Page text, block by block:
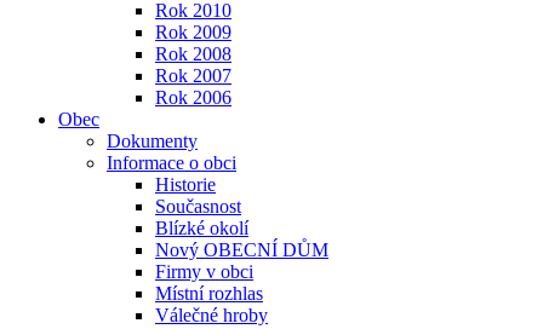
Rok 2010
Rok 2009
Rok 2008
Rok 2007
Rok 2006
Obec
Dokumenty
Informace o obci
Historie
Současnost
Blízké okolí
Nový OBECNÍ DŮM
Firmy v obci
Místní rozhlas
Válečné hroby